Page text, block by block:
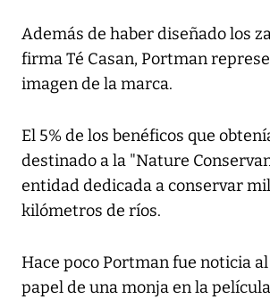
Además de haber diseñado los
firma Té Casan, Portman
imagen de la marca.
El 5% de los benéficos que
destinado a la "Nature
entidad dedicada a conservar
kilómetros de ríos.
Hace poco Portman fue noticia
papel de una monja en la